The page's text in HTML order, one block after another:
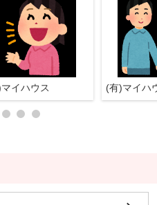
マイハウス (有)マイ